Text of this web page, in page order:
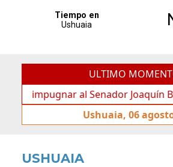
ULTIMO
al Senador Joaquín Benegas
Ushuaia, 06
USHUAIA